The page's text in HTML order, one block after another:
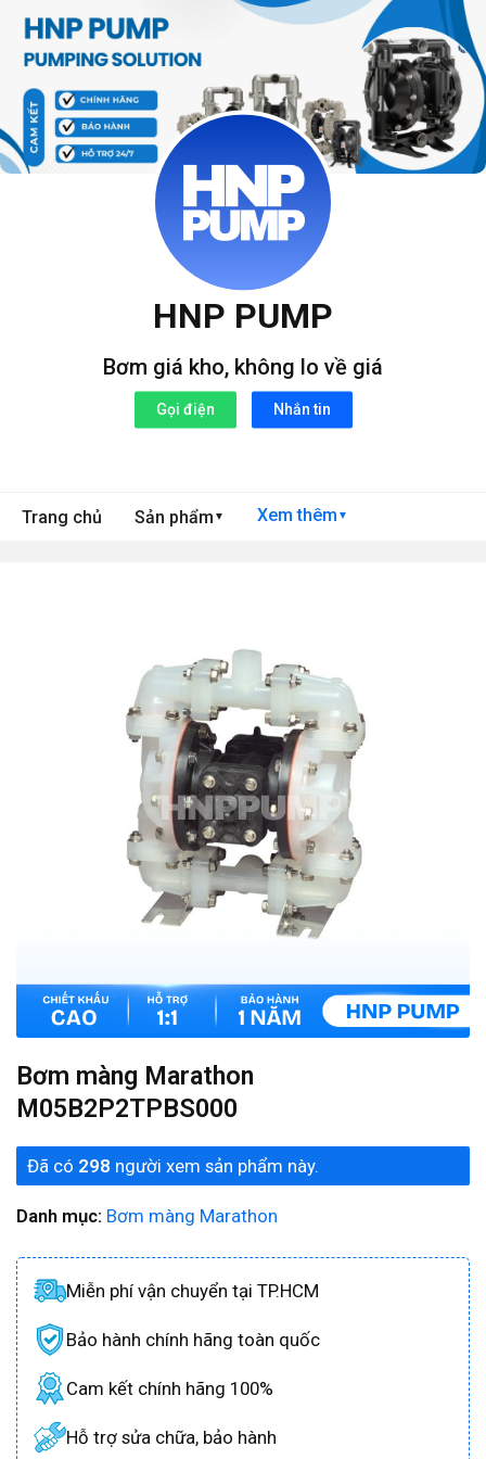
qua
dung
HNP PUMP
Bơm giá kho, không lo về giá
Gọi điện Nhắn tin
Trang chủ Sản phẩm ▼ Xem thêm ▼
Bơm màng Marathon
M05B2P2TPBS000
Đã có 298 người xem sản phẩm này.
Danh mục: Bơm màng Marathon
Miễn phí vận chuyển tại TP.HCM
Bảo hành chính hãng toàn quốc
Cam kết chính hãng 100%
Hỗ trợ sửa chữa, bảo hành